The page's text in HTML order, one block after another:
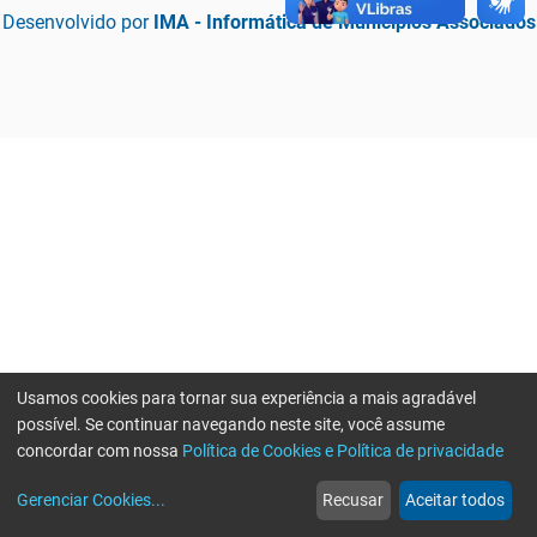
Desenvolvido por IMA - Informática de Municípios Associados
web
Notícias
more_horiz
Mais
Usamos cookies para tornar sua experiência a mais agradável
possível. Se continuar navegando neste site, você assume
concordar com nossa Política de Cookies e Política de privacidade
Gerenciar Cookies... Recusar Aceitar todos
Erro ao enviar informações, por favor tente novamente